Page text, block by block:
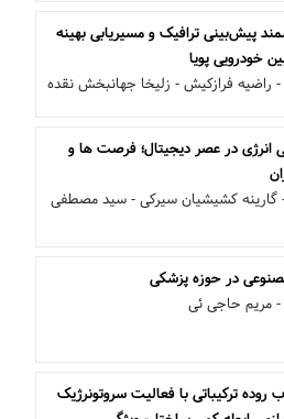
پیش‌بینی ترافیک و مسیریابی بهینه
خودرویی پویا
راضیه فرازکیش - زلیخا جهانبخش نقده
انرژی در عصر دیجیتال؛ فرصت ها و
گارینه کشیشیان سیرکی - سید مصطفی
در حوزه پزشکی
مریم حاجی ئی
ترکیباتی با فعالیت سروتونرژیک